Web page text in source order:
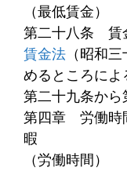
（最低賃金）
第二十八条 賃
賃金法 （昭和
めるところによ
第二十九条か
第四章 労働時
暇
（労働時間）